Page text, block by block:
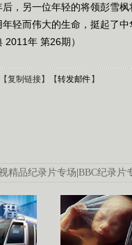
，另一位年轻的将领彭雪
轻而伟大的生命，挺起了
年 第26期）
【复制链接】【转发邮件】
精品纪录片专场|BBC纪录片